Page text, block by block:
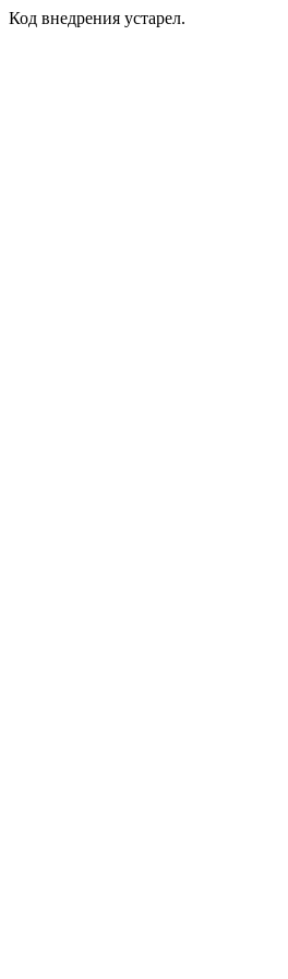
Код внедрения устарел.